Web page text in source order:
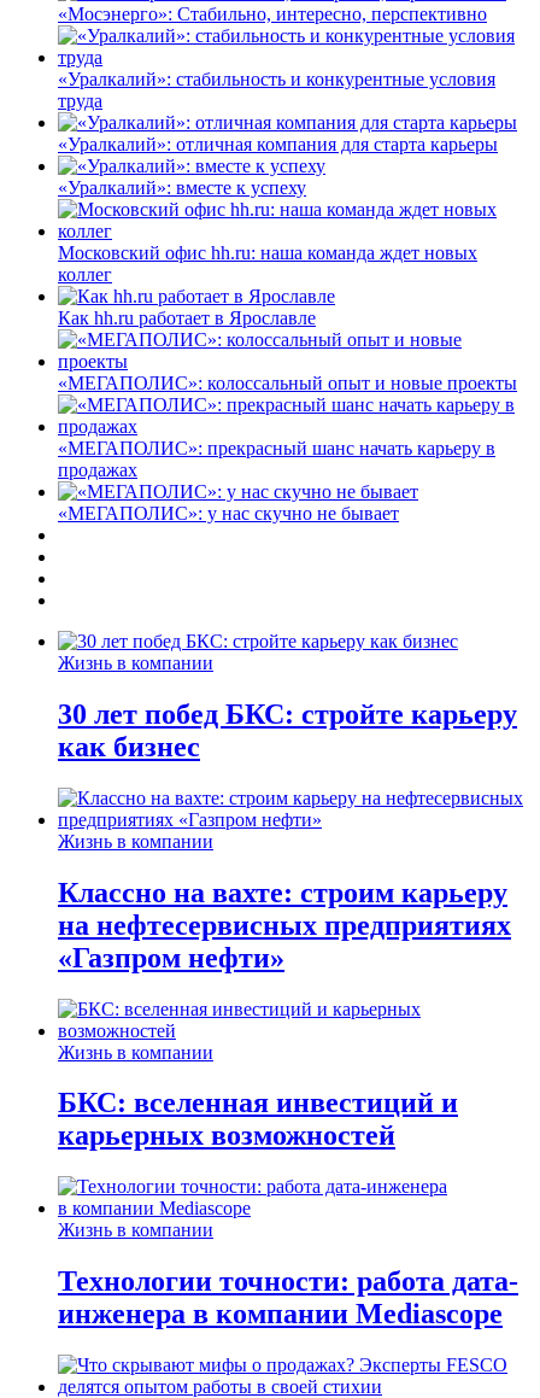
«Мосэнерго»: Стабильно, интересно, перспективно
«Уралкалий»: стабильность и конкурентные условия
труда
«Уралкалий»: отличная компания для старта карьеры
«Уралкалий»: вместе к успеху
Московский офис hh.ru: наша команда ждет новых
коллег
Как hh.ru работает в Ярославле
«МЕГАПОЛИС»: колоссальный опыт и новые проекты
«МЕГАПОЛИС»: прекрасный шанс начать карьеру в
продажах
«МЕГАПОЛИС»: у нас скучно не бывает
Жизнь в компании
30 лет побед БКС: стройте карьеру
как бизнес
Жизнь в компании
Классно на вахте: строим карьеру
на нефтесервисных предприятиях
«Газпром нефти»
Жизнь в компании
БКС: вселенная инвестиций и
карьерных возможностей
Жизнь в компании
Технологии точности: работа дата-
инженера в компании Mediascope